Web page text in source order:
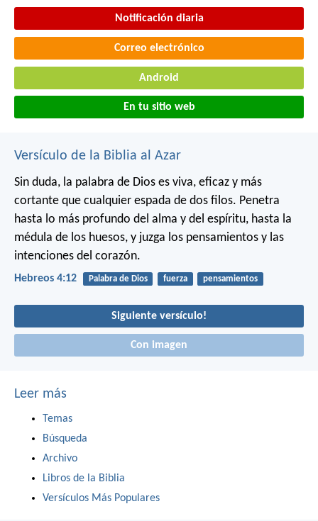
Notificación diaria
Correo electrónico
Android
En tu sitio web
Versículo de la Biblia al Azar
Sin duda, la palabra de Dios es viva, eficaz y más
cortante que cualquier espada de dos filos. Penetra
hasta lo más profundo del alma y del espíritu, hasta la
médula de los huesos, y juzga los pensamientos y las
intenciones del corazón.
Hebreos 4:12 Palabra de Dios fuerza pensamientos
Siguiente versículo!
Con imagen
Leer más
Temas
Búsqueda
Archivo
Libros de la Biblia
Versículos Más Populares